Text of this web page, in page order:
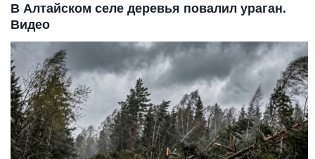
В Алтайском селе деревья повалил ураган.
Видео